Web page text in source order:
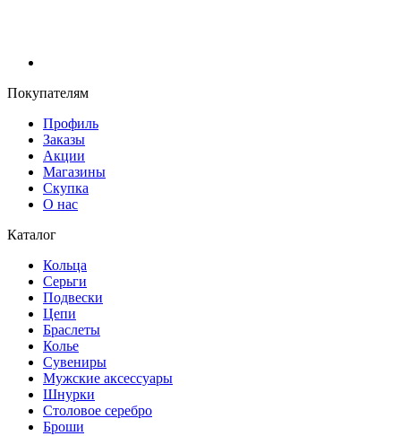
Покупателям
Профиль
Заказы
Акции
Магазины
Скупка
О нас
Каталог
Кольца
Серьги
Подвески
Цепи
Браслеты
Колье
Сувениры
Мужские аксессуары
Шнурки
Столовое серебро
Броши